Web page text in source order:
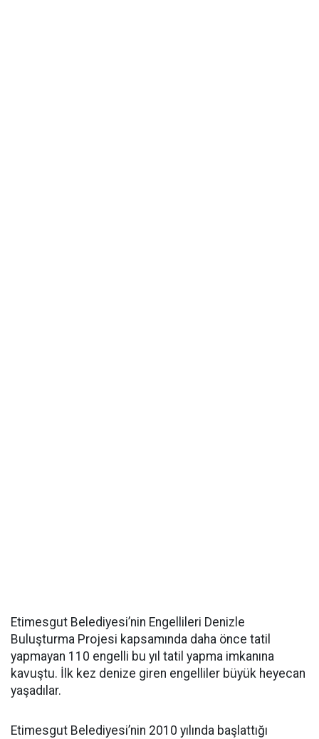
Etimesgut Belediyesi’nin Engellileri Denizle
Buluşturma Projesi kapsamında daha önce tatil
yapmayan 110 engelli bu yıl tatil yapma imkanına
kavuştu. İlk kez denize giren engelliler büyük heyecan
yaşadılar.
Etimesgut Belediyesi’nin 2010 yılında başlattığı